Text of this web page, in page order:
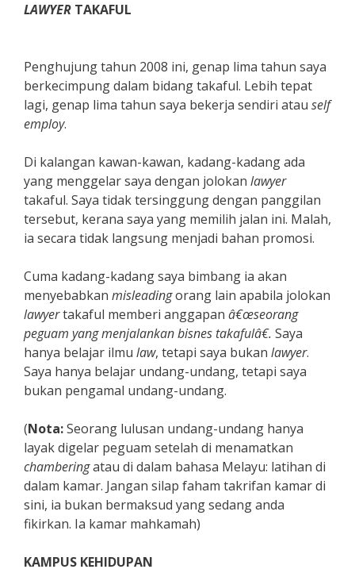
LAWYER TAKAFUL
Penghujung tahun 2008 ini, genap lima tahun saya
berkecimpung dalam bidang takaful. Lebih tepat
lagi, genap lima tahun saya bekerja sendiri atau self
employ.
Di kalangan kawan-kawan, kadang-kadang ada
yang menggelar saya dengan jolokan lawyer
takaful. Saya tidak tersinggung dengan panggilan
tersebut, kerana saya yang memilih jalan ini. Malah,
ia secara tidak langsung menjadi bahan promosi.
Cuma kadang-kadang saya bimbang ia akan
menyebabkan misleadingorang lain apabila jolokan
lawyertakaful memberi anggapan â€œseorang
peguam yang menjalankan bisnes takafulâ€. Saya
hanya belajar ilmu law, tetapi saya bukan lawyer.
Saya hanya belajar undang-undang, tetapi saya
bukan pengamal undang-undang.
(Nota:Seorang lulusan undang-undang hanya
layak digelar peguam setelah di menamatkan
chamberingatau di dalam bahasa Melayu: latihan di
dalam kamar. Jangan silap faham takrifan kamar di
sini, ia bukan bermaksud yang sedang anda
fikirkan. Ia kamar mahkamah)
KAMPUS KEHIDUPAN